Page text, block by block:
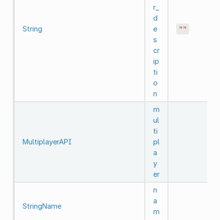
String
r_
d
e
s
cr
ip
ti
o
n
""
MultiplayerAPI
m
ul
ti
pl
a
y
er
StringName
n
a
m